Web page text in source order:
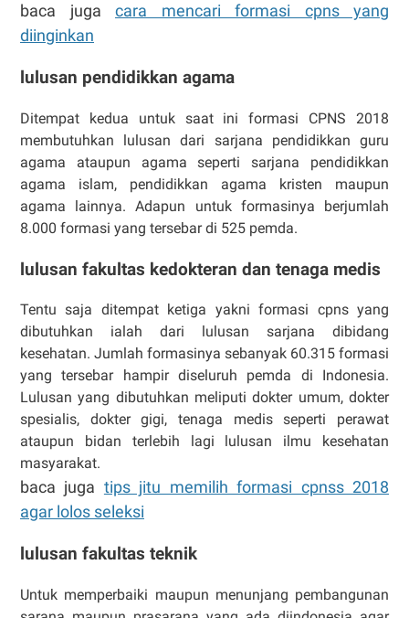
baca juga cara mencari formasi cpns yang
diinginkan
lulusan pendidikkan agama
Ditempat kedua untuk saat ini formasi CPNS 2018
membutuhkan lulusan dari sarjana pendidikkan guru
agama ataupun agama seperti sarjana pendidikkan
agama islam, pendidikkan agama kristen maupun
agama lainnya. Adapun untuk formasinya berjumlah
8.000 formasi yang tersebar di 525 pemda.
lulusan fakultas kedokteran dan tenaga medis
Tentu saja ditempat ketiga yakni formasi cpns yang
dibutuhkan ialah dari lulusan sarjana dibidang
kesehatan. Jumlah formasinya sebanyak 60.315 formasi
yang tersebar hampir diseluruh pemda di Indonesia.
Lulusan yang dibutuhkan meliputi dokter umum, dokter
spesialis, dokter gigi, tenaga medis seperti perawat
ataupun bidan terlebih lagi lulusan ilmu kesehatan
masyarakat.
baca juga tips jitu memilih formasi cpnss 2018
agar lolos seleksi
lulusan fakultas teknik
Untuk memperbaiki maupun menunjang pembangunan